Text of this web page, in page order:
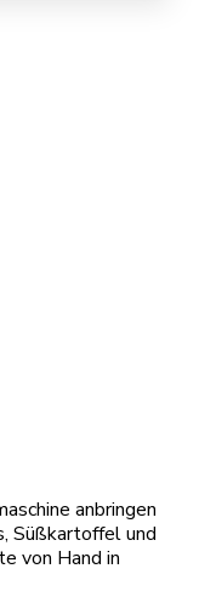
anbringen
Süßkartoffel und
von Hand in